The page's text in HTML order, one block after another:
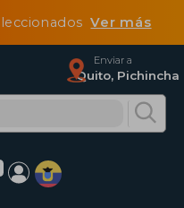
Ver más
Enviar a
Quito, Pichincha